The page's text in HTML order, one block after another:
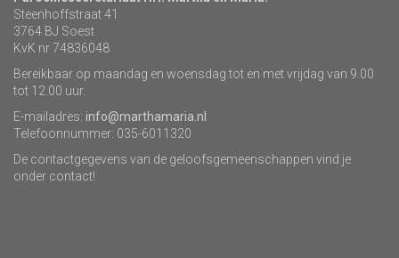
Steenhoffstraat 41
3764 BJ Soest
KvK nr 74836048
Bereikbaar op maandag en woensdag tot en met vrijdag van 9.00
tot 12.00 uur.
E-mailadres: info@marthamaria.nl
Telefoonnummer: 035-6011320
De contactgegevens van de geloofsgemeenschappen vind je
onder contact!